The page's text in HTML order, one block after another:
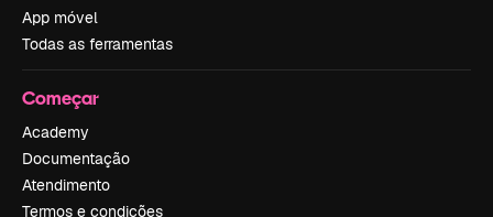
App móvel
Todas as ferramentas
Começar
Academy
Documentação
Atendimento
Termos e condições